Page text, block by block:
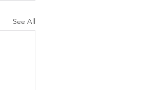
See All